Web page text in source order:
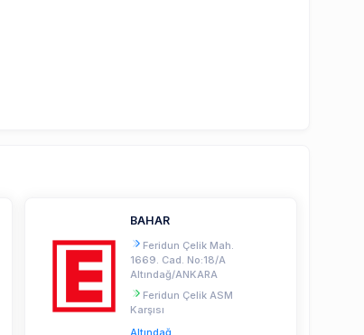
BAHAR
Feridun Çelik Mah.
1669. Cad. No:18/A
Altındağ/ANKARA
Feridun Çelik ASM
Karşısı